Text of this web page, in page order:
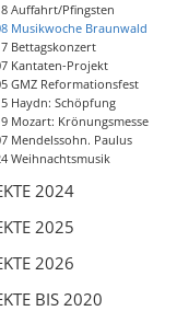
Auffahrt/Pfingsten
Musikwoche Braunwald
Bettagskonzert
Kantaten-Projekt
GMZ Reformationsfest
Haydn: Schöpfung
Mozart: Krönungsmesse
Mendelssohn. Paulus
Weihnachtsmusik
2024
2025
2026
BIS 2020